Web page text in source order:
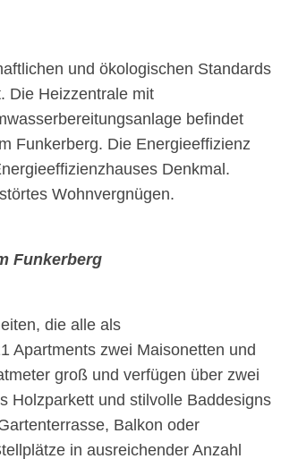
und ökologischen Standards
Die Heizzentrale mit
befindet
Funkerberg. Die Energieeffizienz
Denkmal.
Wohnvergnügen.
Funkerberg
die alle als
Apartments zwei Maisonetten und
groß und verfügen über zwei
Holzparkett und stilvolle Baddesigns
Balkon oder
in ausreichender Anzahl